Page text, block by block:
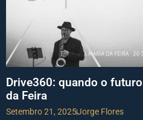
Drive360: quando o
da Feira
Setembro 21, 2025Jorge Flores